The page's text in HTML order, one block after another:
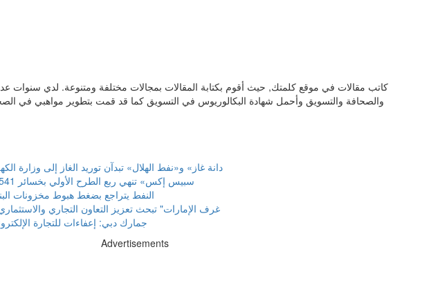
كاتب مقالات في موقع كلمتك, حيث أقوم بكتابة المقالات بمجالات مختلفة ومتنوعة. لدي سنوات
والصحافة والتسويق وأحمل شهادة البكالوريوس في التسويق كما قد قمت بتطوير مواهبي في
«دانة غاز» و«نفط الهلال» تبدآن توريد الغاز إلى وزارة
«سبيس إكس» تنهي ربع الطرح الأولي بخسائر 541 مليون دولار
النفط يتراجع بضغط هبوط مخزونات
"غرف الإمارات" تبحث تعزيز التعاون التجاري
جمارك دبي: إعفاءات للتجارة
Advertisements